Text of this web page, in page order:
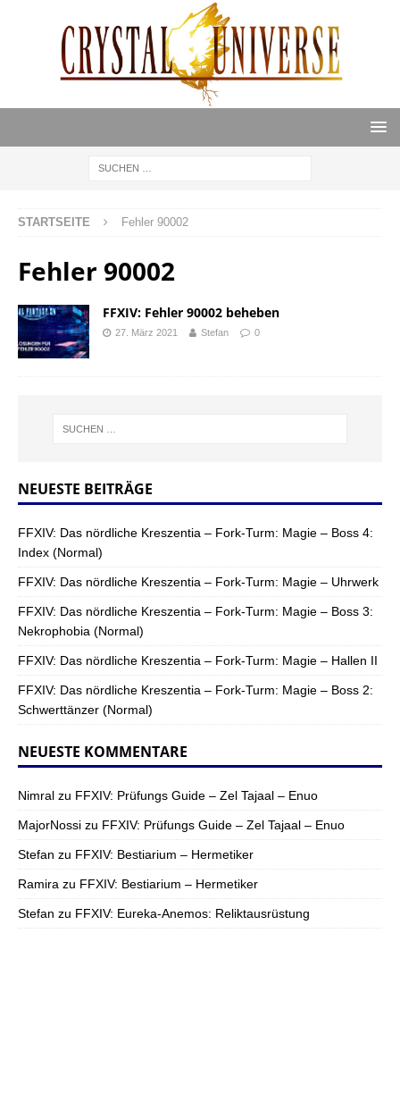
STARTSEITE Fehler 90002
Fehler 90002
FFXIV: Fehler 90002 beheben
27. März 2021 Stefan 0
NEUESTE BEITRÄGE
FFXIV: Das nördliche Kreszentia – Fork-Turm: Magie – Boss 4:
Index (Normal)
FFXIV: Das nördliche Kreszentia – Fork-Turm: Magie – Uhrwerk
FFXIV: Das nördliche Kreszentia – Fork-Turm: Magie – Boss 3:
Nekrophobia (Normal)
FFXIV: Das nördliche Kreszentia – Fork-Turm: Magie – Hallen II
FFXIV: Das nördliche Kreszentia – Fork-Turm: Magie – Boss 2:
Schwerttänzer (Normal)
NEUESTE KOMMENTARE
Nimral zu FFXIV: Prüfungs Guide – Zel Tajaal – Enuo
MajorNossi zu FFXIV: Prüfungs Guide – Zel Tajaal – Enuo
Stefan zu FFXIV: Bestiarium – Hermetiker
Ramira zu FFXIV: Bestiarium – Hermetiker
Stefan zu FFXIV: Eureka-Anemos: Reliktausrüstung